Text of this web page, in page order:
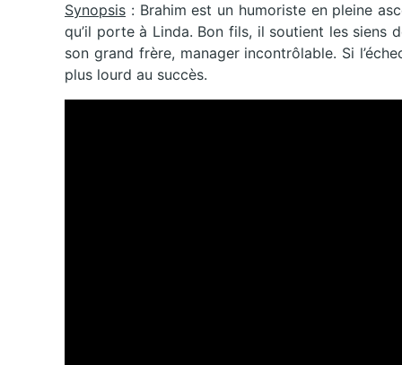
Synopsis : Brahim est un humoriste en pleine
qu’il porte à Linda. Bon fils, il soutient les siens
son grand frère, manager incontrôlable. Si
plus lourd au succès.